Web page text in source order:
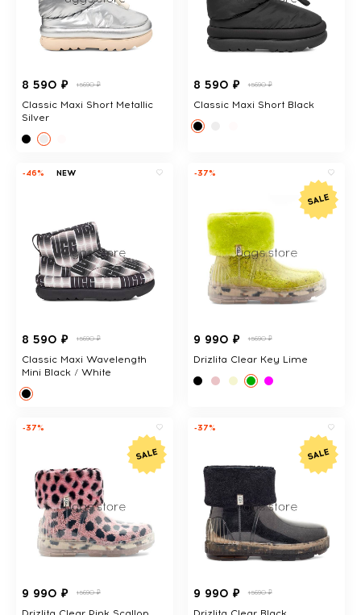
8 590 ₽ 15690 ₽
Classic Maxi Short Metallic
Silver
8 590 ₽ 15690 ₽
Classic Maxi Short Black
-46% NEW
8 590 ₽ 15690 ₽
Classic Maxi Wavelength
Mini Black / White
-37%
9 990 ₽ 15690 ₽
Drizlita Clear Key Lime
-37%
9 990 ₽ 15690 ₽
-37%
9 990 ₽ 15690 ₽